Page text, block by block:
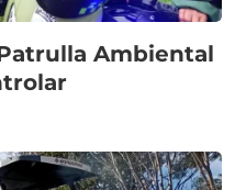
Ambiental